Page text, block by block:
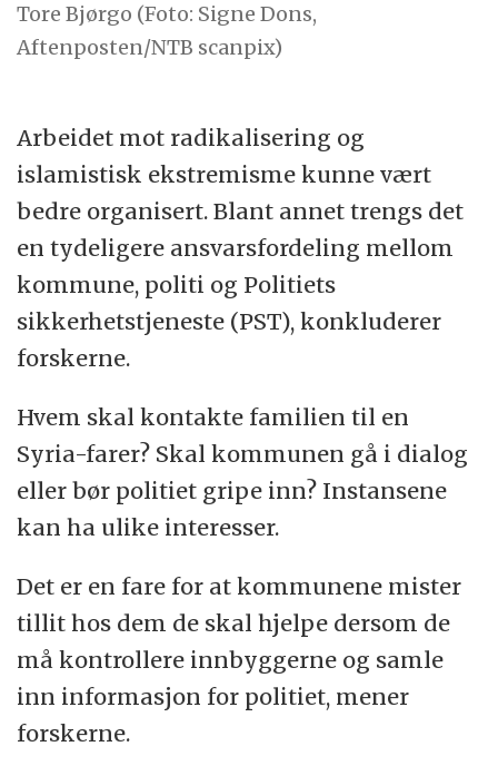
Tore Bjørgo (Foto: Signe Dons,
Aftenposten/NTB scanpix)
Arbeidet mot radikalisering og
islamistisk ekstremisme kunne vært
bedre organisert. Blant annet trengs det
en tydeligere ansvarsfordeling mellom
kommune, politi og Politiets
sikkerhetstjeneste (PST), konkluderer
forskerne.
Hvem skal kontakte familien til en
Syria-farer? Skal kommunen gå i dialog
eller bør politiet gripe inn? Instansene
kan ha ulike interesser.
Det er en fare for at kommunene mister
tillit hos dem de skal hjelpe dersom de
må kontrollere innbyggerne og samle
inn informasjon for politiet, mener
forskerne.